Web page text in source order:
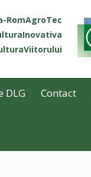
RomAgroTec
DLG Contact